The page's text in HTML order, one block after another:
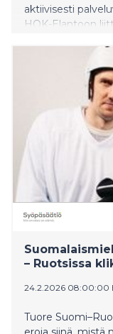
aktiivisesti
HOK-Elantoon
euroa.
Elanto käytti 4,6
palkitsemiseen.
– Ruotsissa
24.2.2026 08:00:00
Tuore